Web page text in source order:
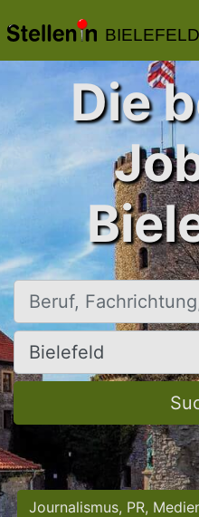
BIELEFELD
Die
Beruf, Fachrichtung, Firma
Ort, Stadt
Journalismus, PR,